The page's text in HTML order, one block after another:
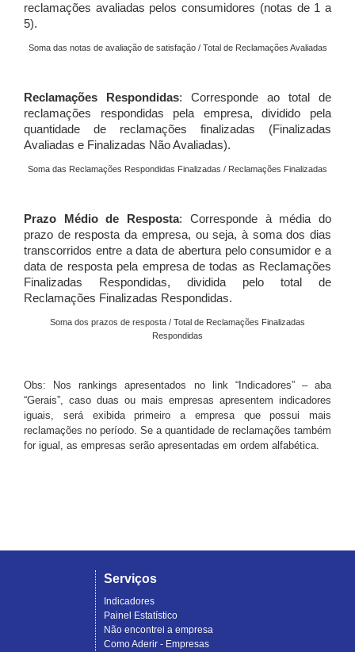
reclamações avaliadas pelos consumidores (notas de 1 a
5).
Soma das notas de avaliação de satisfação / Total de Reclamações Avaliadas
Reclamações Respondidas: Corresponde ao total de
reclamações respondidas pela empresa, dividido pela
quantidade de reclamações finalizadas (Finalizadas
Avaliadas e Finalizadas Não Avaliadas).
Soma das Reclamações Respondidas Finalizadas / Reclamações Finalizadas
Prazo Médio de Resposta: Corresponde à média do
prazo de resposta da empresa, ou seja, à soma dos dias
transcorridos entre a data de abertura pelo consumidor e a
data de resposta pela empresa de todas as Reclamações
Finalizadas Respondidas, dividida pelo total de
Reclamações Finalizadas Respondidas.
Soma dos prazos de resposta / Total de Reclamações Finalizadas
Respondidas
Obs: Nos rankings apresentados no link “Indicadores” – aba
“Gerais”, caso duas ou mais empresas apresentem indicadores
iguais, será exibida primeiro a empresa que possui mais
reclamações no período. Se a quantidade de reclamações também
for igual, as empresas serão apresentadas em ordem alfabética.
Serviços
Indicadores
Painel Estatístico
Não encontrei a empresa
Como Aderir - Empresas